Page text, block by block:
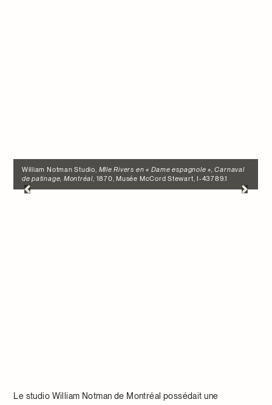
William Notman Studio, Mlle Rivers en « Dame espagnole », Carnaval
de patinage, Montréal , 1870, Musée McCord Stewart, I-43789.1
Le studio William Notman de Montréal possédait une